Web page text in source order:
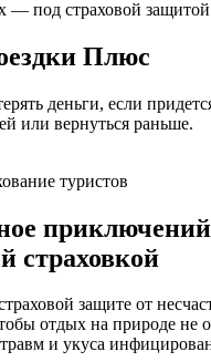
Плюс
деньги, если
или вернуться раньше.
страховкой
защите от
отдых на природе не
и укуса